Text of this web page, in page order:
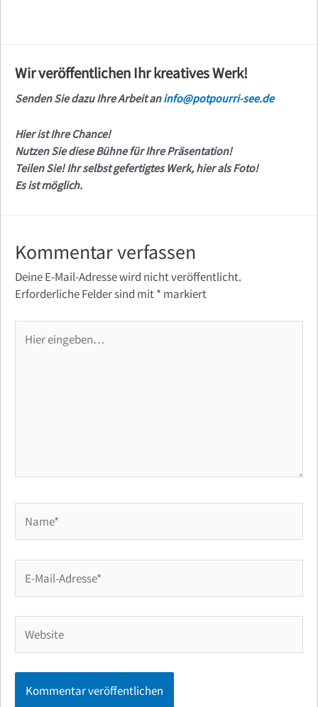
Wir veröffentlichen Ihr kreatives Werk!
Senden Sie dazu Ihre Arbeit aninfo@potpourri-see.de
Hier ist Ihre Chance!
Nutzen Sie diese Bühne für Ihre Präsentation!
Teilen Sie! Ihr selbst gefertigtes Werk, hier als Foto!
Es ist möglich.
Kommentar verfassen
Deine E-Mail-Adresse wird nicht veröffentlicht.
Erforderliche Felder sind mit* markiert
eingeben…
Mail-
Adresse*